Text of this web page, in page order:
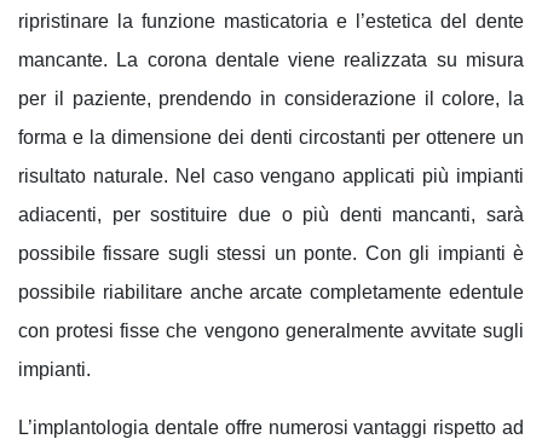
ripristinare la funzione masticatoria e l’estetica del dente
mancante. La corona dentale viene realizzata su misura
per il paziente, prendendo in considerazione il colore, la
forma e la dimensione dei denti circostanti per ottenere un
risultato naturale. Nel caso vengano applicati più impianti
adiacenti, per sostituire due o più denti mancanti, sarà
possibile fissare sugli stessi un ponte. Con gli impianti è
possibile riabilitare anche arcate completamente edentule
con protesi fisse che vengono generalmente avvitate sugli
impianti.
L’implantologia dentale offre numerosi vantaggi rispetto ad